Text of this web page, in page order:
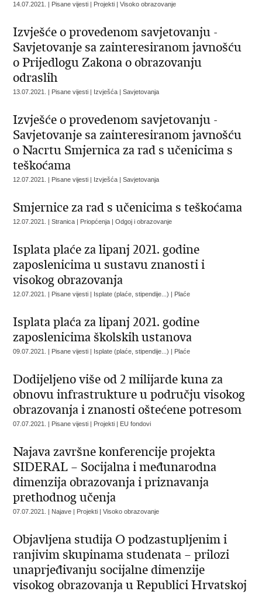
14.07.2021. | Pisane vijesti | Projekti | Visoko obrazovanje
Izvješće o provedenom savjetovanju -
Savjetovanje sa zainteresiranom javnošću
o Prijedlogu Zakona o obrazovanju
odraslih
13.07.2021. | Pisane vijesti | Izvješća | Savjetovanja
Izvješće o provedenom savjetovanju -
Savjetovanje sa zainteresiranom javnošću
o Nacrtu Smjernica za rad s učenicima s
teškoćama
12.07.2021. | Pisane vijesti | Izvješća | Savjetovanja
Smjernice za rad s učenicima s teškoćama
12.07.2021. | Stranica | Priopćenja | Odgoj i obrazovanje
Isplata plaće za lipanj 2021. godine
zaposlenicima u sustavu znanosti i
visokog obrazovanja
12.07.2021. | Pisane vijesti | Isplate (plaće, stipendije...) | Plaće
Isplata plaća za lipanj 2021. godine
zaposlenicima školskih ustanova
09.07.2021. | Pisane vijesti | Isplate (plaće, stipendije...) | Plaće
Dodijeljeno više od 2 milijarde kuna za
obnovu infrastrukture u području visokog
obrazovanja i znanosti oštećene potresom
07.07.2021. | Pisane vijesti | Projekti | EU fondovi
Najava završne konferencije projekta
SIDERAL – Socijalna i međunarodna
dimenzija obrazovanja i priznavanja
prethodnog učenja
07.07.2021. | Najave | Projekti | Visoko obrazovanje
Objavljena studija O podzastupljenim i
ranjivim skupinama studenata – prilozi
unaprjeđivanju socijalne dimenzije
visokog obrazovanja u Republici Hrvatskoj